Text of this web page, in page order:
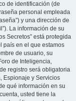
de identificación (de
personal empleada
y una dirección de
La información de su
Secretos” está protegida
país en el que estamos
de usuario, su
de Inteligencia,
registro será obligatoria
Espionaje y Servicios
qué información en su
usted tiene la